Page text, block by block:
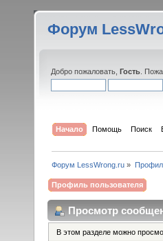
Форум
Добро пожаловать, Гость .
Начало Помощь Поиск
Форум LessWrong.ru »
Профиль пользователя
Просмотр
В этом разделе можно